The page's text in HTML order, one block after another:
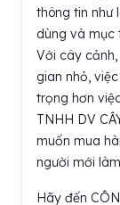
thông tin như
dùng và mục
Với cây
gian nhỏ,
trọng hơn
TNHH DV
muốn mua
người mới
Hãy đến